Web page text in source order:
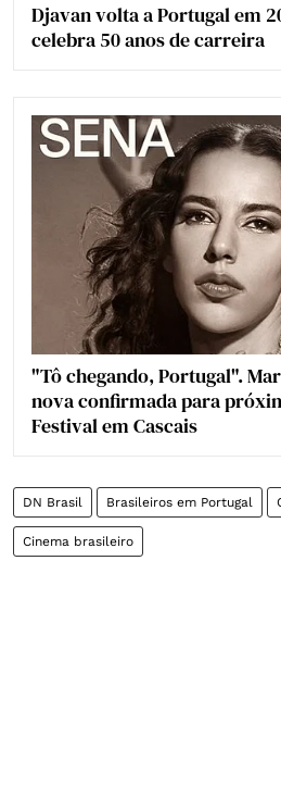
Djavan volta a Portugal em
celebra 50 anos de carreira
"Tô chegando, Portugal".
nova confirmada para
Festival em Cascais
DN Brasil Brasileiros em Portugal
Cinema brasileiro